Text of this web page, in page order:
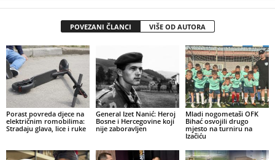
POVEZANI ČLANCI VIŠE OD AUTORA
Porast povreda djece na
električnim romobilima:
Stradaju glava, lice i ruke
General Izet Nanić: Heroj
Bosne i Hercegovine koji
nije zaboravljen
Mladi nogometaši OFK
Bihać osvojili drugo
mjesto na turniru na
Izačiću